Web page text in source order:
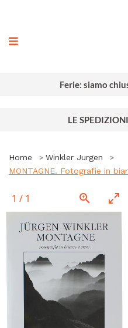
Ferie: siamo
LE
Home
Winkler Jurgen
MONTAGNE. Fotografie in
1 / 1